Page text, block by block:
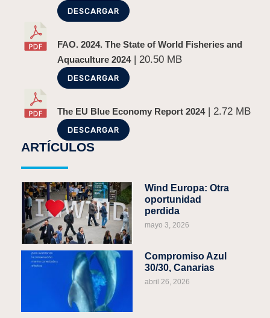
ANTERIOR
DESCARGAR
FAO. 2024. The State of World Fisheries and
Aquaculture 2024| 20.50 MB
DESCARGAR
The EU Blue Economy Report 2024| 2.72 MB
DESCARGAR
ARTÍCULOS
Wind Europa: Otra
oportunidad
perdida
mayo 3, 2026
Compromiso Azul
30/30, Canarias
abril 26, 2026